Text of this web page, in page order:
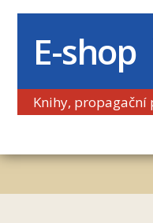
E-shop
Knihy, propagační